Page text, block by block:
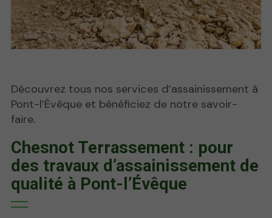
Découvrez tous nos services d’assainissement à
Pont-l’Évêque et bénéficiez de notre savoir-
faire.
Chesnot Terrassement : pour
des travaux d’assainissement de
qualité à Pont-l’Évêque